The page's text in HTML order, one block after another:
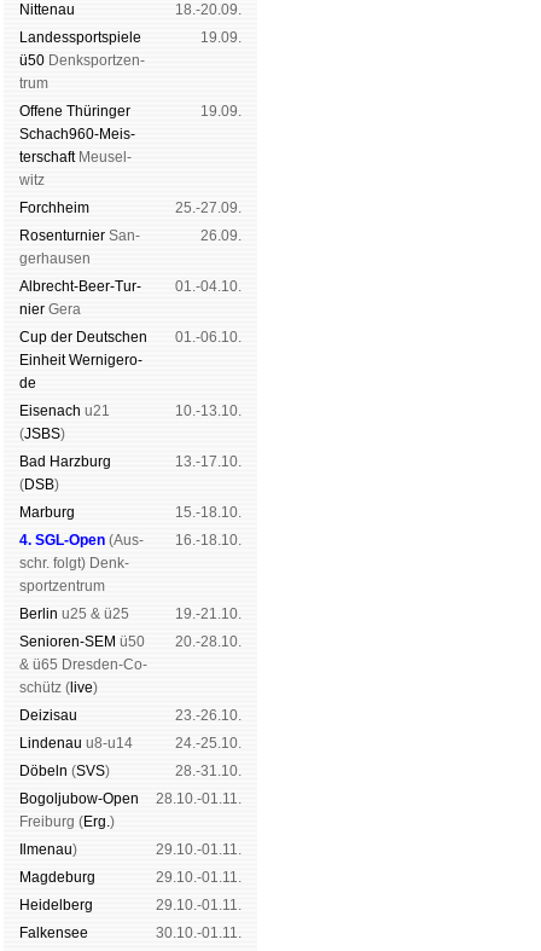
Nitte­nau
18.-20.09.
Landes­sport­spiele
ü50 Denk­sport­zen­
trum
19.09.
Offene Thü­rin­ger
Schach960-Meis­
ter­schaftMeu­sel­
witz
19.09.
Forch­heim
25.-27.09.
Rosen­tur­nier San­
ger­hau­sen
26.09.
Albrecht-Beer-Tur­
nier Ge­ra
01.-04.10.
Cup der Deut­schen
Ein­heit Wer­ni­ge­ro­
de
01.-06.10.
Eise­nach u21
(JSBS)
10.-13.10.
Bad Harz­burg
(DSB)
13.-17.10.
Mar­burg
15.-18.10.
4. SGL-Open (Aus­
schr. folgt) Denk­
sport­zen­trum
16.-18.10.
Ber­lin u25 & ü25
19.-21.10.
Senioren-SEM ü50
& ü65 Dres­den-Co­
schütz ( live)
20.-28.10.
Dei­zi­sau
23.-26.10.
Lin­de­nau u8-u14
24.-25.10.
Dö­beln (SVS)
28.-31.10.
Bogoljubow-Open
Frei­burg (Erg.)
28.10.-01.11.
Il­me­nau)
29.10.-01.11.
Mag­de­burg
29.10.-01.11.
Hei­del­berg
29.10.-01.11.
Fal­ken­see
30.10.-01.11.